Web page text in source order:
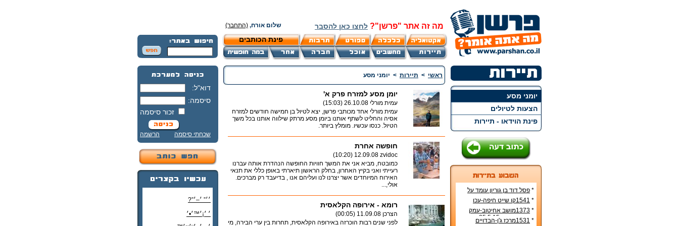
מה זה אתר "פרשן"? לחצו כאן להסבר שלום אורח, (התחבר)
פינת הכותבים
יומני מסע
הצעות לטיולים
פינת הוידאו - תיירות
* פסל דוד בן גוריון עומד על
הראש
* 1541קו שייט חיפה-עכו
*
1373מושב אחיטוב-עמק
חפר-יום פתוח25.5.15
* 1531מרכז ג'ן-הבדויים
ראשי > תיירות > יומני מסע
יומן מסע למזרח פרק א'
עמית מורלי 26.10.08 (15:03)
עמית מורלי אחד מכותבי פרשן, יצא לטיול בן חמישה חודשים למזרח
אסיה והחליט לשתף אותנו ביומן מסע מרתק שילווה אותנו בכל משך
הטיול. כנסו עכשיו. מומלץ ביותר.
חופשה אחרת
zvidoc
12.09.08 (10:20)
כמובטח, מביא אני את המשך חוויות החופשה הנהדרת אותה עברנו
רעייתי ואני בקיץ האחרון, בחלק הראשון תיארתי באופן כללי את תנאי
האירוח המיוחדים אשר יצרנו לנו ועליהם אנו , בדיעבד רק מברכים.
אולי,...
רומא - אירופה הקלאסית
הצרכן 11.09.08 (00:05)
לפני שנים רבות הוכרזה באירופה הקלאסית, תחרות בין ערי הבירה, מי
דוא"ל:
סיסמה:
זכור סיסמה
שכחתי סיסמה הרשמה
׳׳” ׳–׳”?
׳ ׳¡׳™׳•׳